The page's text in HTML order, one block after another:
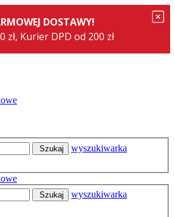
Szukaj
wyszukiwarka
Szukaj
wyszukiwarka